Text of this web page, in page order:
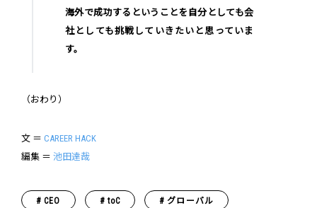
海外で成功するということを自分としても会
社としても挑戦していきたいと思っていま
す。
（おわり）
文 ＝ CAREER HACK
編集 ＝ 池田達哉
CEO toC グローバル